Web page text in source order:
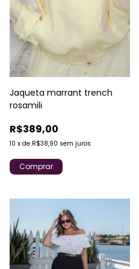
Jaqueta marrant trench
rosamili
R$389,00
10 x de R$38,90 sem juros
Comprar